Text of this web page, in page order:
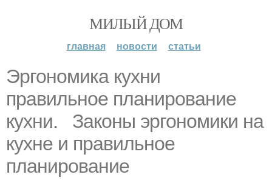
МИЛЫЙ ДОМ
главная новости статьи
Эргономика кухни
правильное планирование
кухни. Законы эргономики на
кухне и правильное
планирование